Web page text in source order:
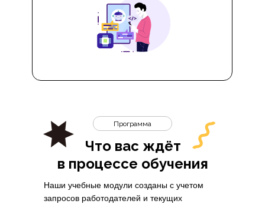
Что вас ждёт
в процессе обучения
Программа
Наши учебные модули созданы с учетом
запросов работодателей и текущих